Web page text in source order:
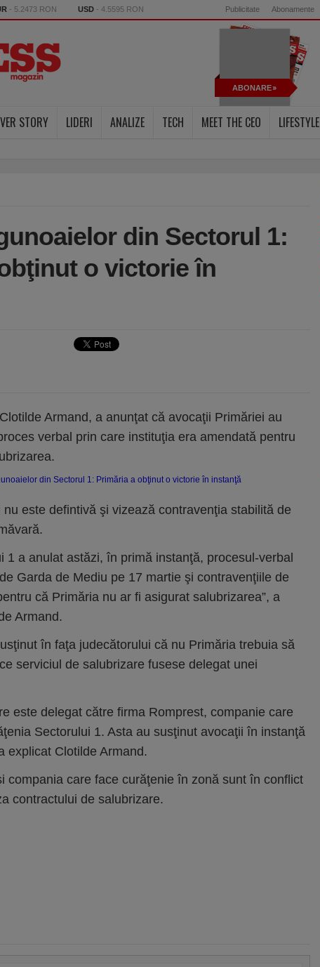
- 5.2473 RON USD - 4.5595 RON Publicitate Abonamente
ABONARE
STORY LIDERI ANALIZE TECH MEET THE CEO LIFESTYLE
din Sectorul 1:
o victorie în
Armand, a anunţat că avocaţii Primăriei au
verbal prin care instituţia era amendată pentru
este defintivă şi vizează contravenţia stabilită de
1 a anulat astăzi, în primă instanţă, procesul-verbal
Garda de Mediu pe 17 martie şi contravenţiile de
că Primăria nu ar fi asigurat salubrizarea”, a
Armand.
în faţa judecătorului că nu Primăria trebuia să
serviciul de salubrizare fusese delegat unei
este delegat către firma Romprest, companie care
Sectorului 1. Asta au susţinut avocaţii în instanţă
explicat Clotilde Armand.
compania care face curăţenie în zonă sunt în conflict
contractului de salubrizare.